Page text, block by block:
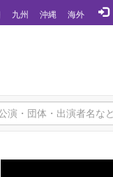
九州 沖縄 海外